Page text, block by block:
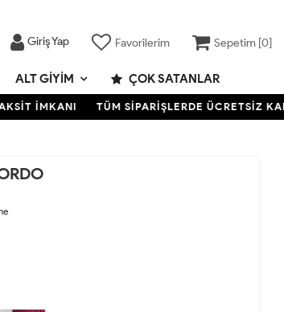
Giriş Yap Favorilerim Sepetim [0]
ALT GIYIM ÇOK SATANLAR
TÜM SİPARİŞLERDE ÜCRETSİZ KARGO-